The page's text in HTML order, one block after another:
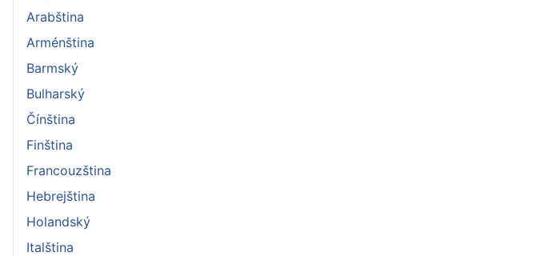
Arabština
Arménština
Barmský
Bulharský
Čínština
Finština
Francouzština
Hebrejština
Holandský
Italština